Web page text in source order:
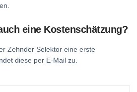
eine Kostenschätzung?
Zehnder Selektor eine erste
diese per E-Mail zu.